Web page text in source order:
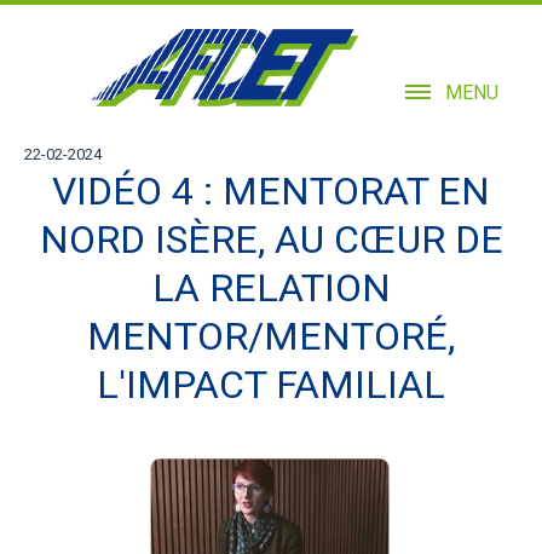
MENU
22-02-2024
VIDÉO 4 : MENTORAT EN
NORD ISÈRE, AU CŒUR DE
LA RELATION
MENTOR/MENTORÉ,
L'IMPACT FAMILIAL